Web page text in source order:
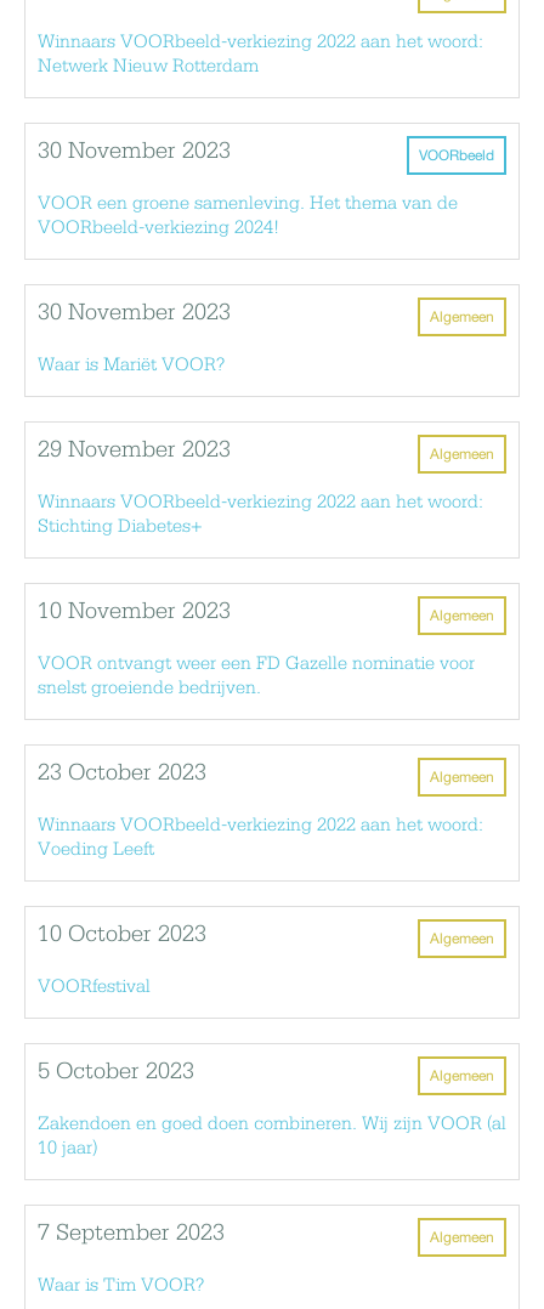
Winnaars VOORbeeld-verkiezing 2022 aan het woord:
Netwerk Nieuw Rotterdam
VOORbeeld
30 November 2023
VOOR een groene samenleving. Het thema van de
VOORbeeld-verkiezing 2024!
Algemeen
30 November 2023
Waar is Mariët VOOR?
Algemeen
29 November 2023
Winnaars VOORbeeld-verkiezing 2022 aan het woord:
Stichting Diabetes+
Algemeen
10 November 2023
VOOR ontvangt weer een FD Gazelle nominatie voor
snelst groeiende bedrijven.
Algemeen
23 October 2023
Winnaars VOORbeeld-verkiezing 2022 aan het woord:
Voeding Leeft
Algemeen
10 October 2023
VOORfestival
Algemeen
5 October 2023
Zakendoen en goed doen combineren. Wij zijn VOOR (al
10 jaar)
Algemeen
7 September 2023
Waar is Tim VOOR?